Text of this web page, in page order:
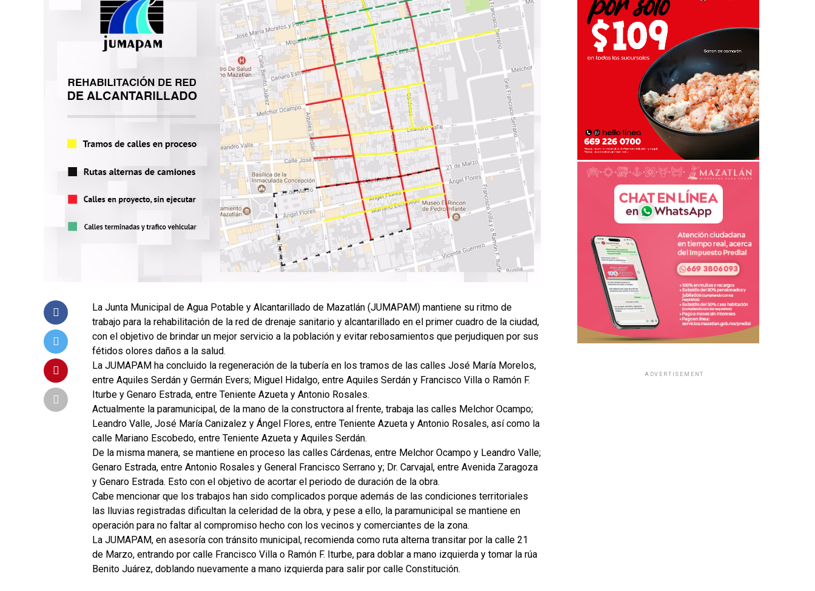
La Junta Municipal de Agua Potable y Alcantarillado de Mazatlán (JUMAPAM) mantiene su ritmo de
trabajo para la rehabilitación de la red de drenaje sanitario y alcantarillado en el primer cuadro de la ciudad,
con el objetivo de brindar un mejor servicio a la población y evitar rebosamientos que perjudiquen por sus
fétidos olores daños a la salud.
La JUMAPAM ha concluido la regeneración de la tubería en los tramos de las calles José María Morelos,
entre Aquiles Serdán y Germán Evers; Miguel Hidalgo, entre Aquiles Serdán y Francisco Villa o Ramón F.
Iturbe y Genaro Estrada, entre Teniente Azueta y Antonio Rosales.
Actualmente la paramunicipal, de la mano de la constructora al frente, trabaja las calles Melchor Ocampo;
Leandro Valle, José María Canizalez y Ángel Flores, entre Teniente Azueta y Antonio Rosales, así como la
calle Mariano Escobedo, entre Teniente Azueta y Aquiles Serdán.
De la misma manera, se mantiene en proceso las calles Cárdenas, entre Melchor Ocampo y Leandro Valle;
Genaro Estrada, entre Antonio Rosales y General Francisco Serrano y; Dr. Carvajal, entre Avenida Zaragoza
y Genaro Estrada. Esto con el objetivo de acortar el periodo de duración de la obra.
Cabe mencionar que los trabajos han sido complicados porque además de las condiciones territoriales
las lluvias registradas dificultan la celeridad de la obra, y pese a ello, la paramunicipal se mantiene en
operación para no faltar al compromiso hecho con los vecinos y comerciantes de la zona.
La JUMAPAM, en asesoría con tránsito municipal, recomienda como ruta alterna transitar por la calle 21
de Marzo, entrando por calle Francisco Villa o Ramón F. Iturbe, para doblar a mano izquierda y tomar la rúa
Benito Juárez, doblando nuevamente a mano izquierda para salir por calle Constitución.
ADVERTISEMENT